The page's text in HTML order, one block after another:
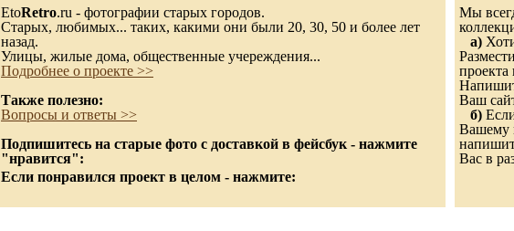
EtoRetro.ru - фотографии старых городов.
Старых, любимых... таких, какими они были 20, 30, 50 и более лет
назад.
Улицы, жилые дома, общественные учереждения...
Подробнее о проекте >>
Также полезно:
Вопросы и ответы >>
Подпишитесь на старые фото с доставкой в фейсбук - нажмите
"нравится":
Если понравился проект в целом - нажмите:
Мы
а)
проекта
Ваш
б)
Вашему
Вас в